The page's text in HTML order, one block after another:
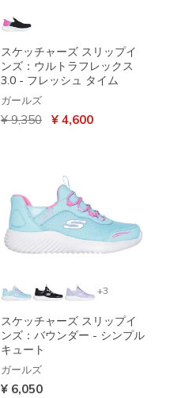
スケッチャーズ スリップイ
ンズ：ウルトラフレックス
3.0 - フレッシュ タイム
ガールズ
からの値引き
¥ 9,350 から
¥ 4,600
+3
スケッチャーズ スリップイ
ンズ：バウンダー - シンプル
キュート
ガールズ
¥ 6,050